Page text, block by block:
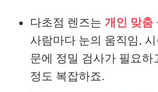
다초점 렌즈는 개인 맞춤
사람마다 눈의 움직임,
문에 정밀 검사가 필요하
정도 복잡하죠.